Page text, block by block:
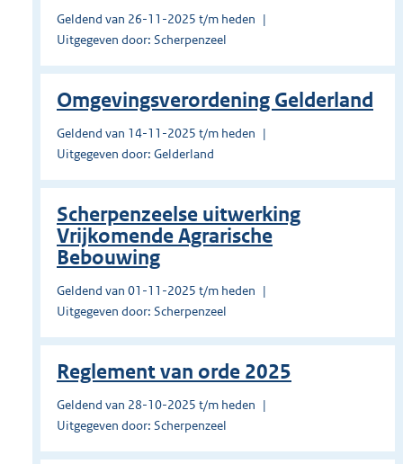
Geldend van 26-11-2025 t/m heden
Uitgegeven door: Scherpenzeel
Omgevingsverordening Gelderland
Geldend van 14-11-2025 t/m heden
Uitgegeven door: Gelderland
Scherpenzeelse uitwerking
Vrijkomende Agrarische
Bebouwing
Geldend van 01-11-2025 t/m heden
Uitgegeven door: Scherpenzeel
Reglement van orde 2025
Geldend van 28-10-2025 t/m heden
Uitgegeven door: Scherpenzeel